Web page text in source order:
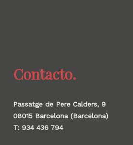
Contacto.
Passatge de Pere Calders, 9
08015 Barcelona (Barcelona)
T: 934 436 794